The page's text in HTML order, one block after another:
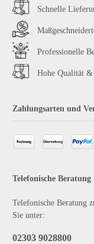
Schnelle
Professionelle
Hohe Qualität
Zahlungsarten und
Telefonische Beratung
Telefonische Beratung
Sie unter:
02303 9028800